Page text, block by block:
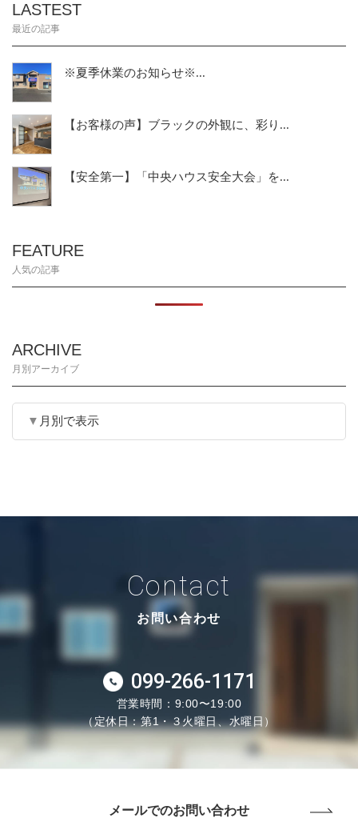
LASTEST
最近の記事
※夏季休業のお知らせ※...
【お客様の声】ブラックの外観に、彩り...
【安全第一】「中央ハウス安全大会」を...
FEATURE
人気の記事
ARCHIVE
月別アーカイブ
月別で表示
Contact
お問い合わせ
099-266-1171
営業時間：9:00〜19:00
（定休日：第1・３火曜日、水曜日）
メールでのお問い合わせ